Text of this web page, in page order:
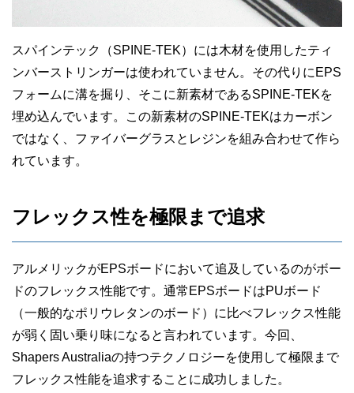
スパインテック（SPINE-TEK）には木材を使用したティ
ンバーストリンガーは使われていません。その代りにEPS
フォームに溝を掘り、そこに新素材であるSPINE-TEKを
埋め込んでいます。この新素材のSPINE-TEKはカーボン
ではなく、ファイバーグラスとレジンを組み合わせて作ら
れています。
フレックス性を極限まで追求
アルメリックがEPSボードにおいて追及しているのがボー
ドのフレックス性能です。通常EPSボードはPUボード
（一般的なポリウレタンのボード）に比べフレックス性能
が弱く固い乗り味になると言われています。今回、
Shapers Australiaの持つテクノロジーを使用して極限まで
フレックス性能を追求することに成功しました。